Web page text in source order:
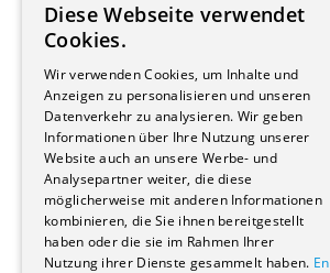
Hersteller/Lieferanten
Bauherrschaften
Immobilienverwaltungsgesellschaften
Stockwerkeigentum
Reportagen
Wohnungen
Renovierungen
Innere Umbauten
Gastgewerbe und Tourismus
Verwaltungsgebäude und Geschäfte
Schuleinrichtungen
FRENCH
Diese Webseite verwendet
Cookies.
Wir verwenden Cookies, um Inhalte und
Anzeigen zu personalisieren und unseren
Datenverkehr zu analysieren. Wir geben
Informationen über Ihre Nutzung unserer
Website auch an unsere Werbe- und
Analysepartner weiter, die diese
möglicherweise mit anderen Informationen
kombinieren, die Sie ihnen bereitgestellt
haben oder die sie im Rahmen Ihrer
Nutzung ihrer Dienste gesammelt haben. En